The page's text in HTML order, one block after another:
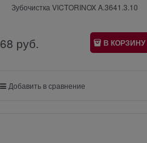
Зубочистка VICTORINOX A.3641.3.10
68 руб. В КОРЗИНУ
Добавить в сравнение